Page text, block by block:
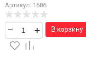
Артикул: 1686
– + В корзину